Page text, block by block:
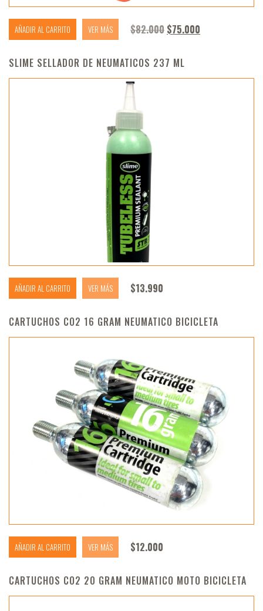
AÑADIR AL CARRITO VER MÁS $82.000 El precio original era:
$75.000
SLIME SELLADOR DE NEUMATICOS 237 ML
AÑADIR AL CARRITO VER MÁS $13.990
CARTUCHOS CO2 16 GRAM NEUMATICO BICICLETA
AÑADIR AL CARRITO VER MÁS $12.000
CARTUCHOS CO2 20 GRAM NEUMATICO MOTO BICICLETA